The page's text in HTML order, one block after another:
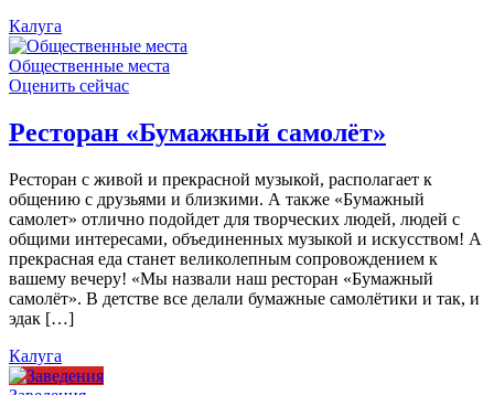
Калуга
Общественные места
Оценить сейчас
Ресторан «Бумажный самолёт»
Ресторан с живой и прекрасной музыкой, располагает к
общению с друзьями и близкими. А также «Бумажный
самолет» отлично подойдет для творческих людей, людей с
общими интересами, объединенных музыкой и искусством! А
прекрасная еда станет великолепным сопровождением к
вашему вечеру! «Мы назвали наш ресторан «Бумажный
самолёт». В детстве все делали бумажные самолётики и так, и
эдак […]
Калуга